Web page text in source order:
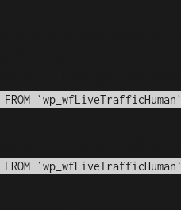
FROM `wp_wfLiveTrafficHuman`
FROM `wp_wfLiveTrafficHuman`